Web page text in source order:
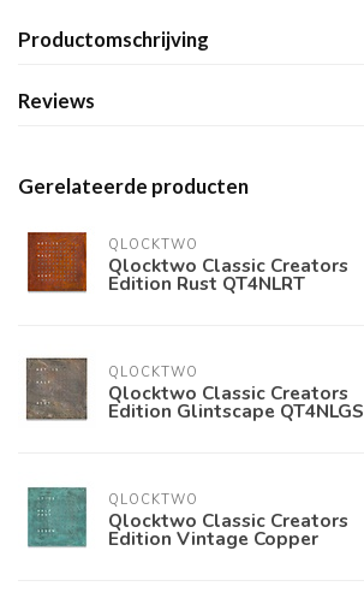
Productomschrijving
Reviews
Gerelateerde producten
QLOCKTWO
Qlocktwo Classic Creators
Edition Rust QT4NLRT
QLOCKTWO
Qlocktwo Classic Creators
Edition Glintscape QT4NLGS
QLOCKTWO
Qlocktwo Classic Creators
Edition Vintage Copper